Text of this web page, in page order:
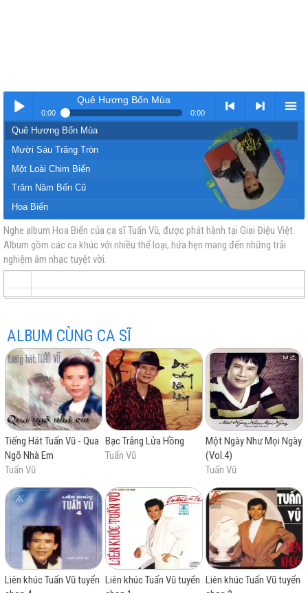
Nhạc
vàng
trữ
tình
Quê Hương Bốn Mùa
0:00 0:00
< Kho
nhạc
trực
tuyến
>
Nhạc
chất
cao
Kho
nhạc
miễn
Quê Hương Bốn Mùa
Mười Sáu Trăng Tròn
Một Loài Chim Biển
Trăm Năm Bến Cũ
Hoa Biển
Cô Bé Ngày Xưa
Cô Bạn Học
Mùa Pensse Nở
Người Chết Trở Về
Nghe album Hoa Biển của ca sĩ Tuấn Vũ, được phát hành tại Giai Điệu Việt.
Album gồm các ca khúc với nhiều thể loại, hứa hẹn mang đến những trải
nghiệm âm nhạc tuyệt vời.
ALBUM CÙNG CA SĨ
Tiếng Hát Tuấn Vũ - Qua
Ngõ Nhà Em
Tuấn Vũ
Bạc Trắng Lửa Hồng
Tuấn Vũ
Một Ngày Như Mọi Ngày
(Vol.4)
Tuấn Vũ
Liên khúc Tuấn Vũ tuyển Liên khúc Tuấn Vũ tuyển Liên khúc Tuấn Vũ tuyển